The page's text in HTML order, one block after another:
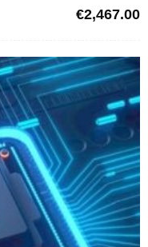
€2,467.00